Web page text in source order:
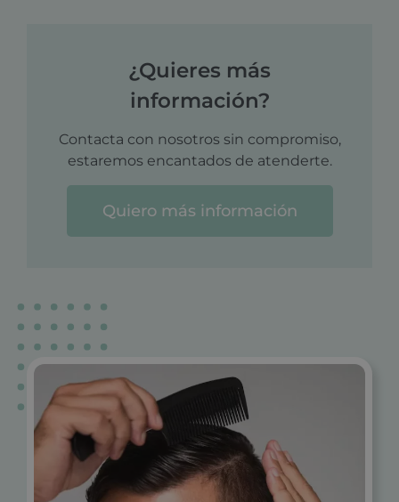
¿Quieres más
información?
Contacta con nosotros sin compromiso,
estaremos encantados de atenderte.
Quiero más información